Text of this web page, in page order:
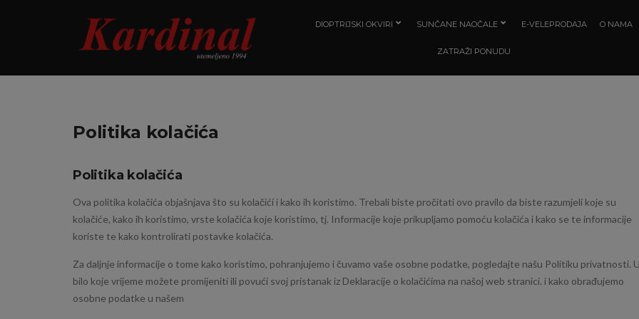
DIOPTRIJSKI OKVIRI SUNČANE NAOČALE E-VELEPRODAJA O NAMA
ZATRAŽI PONUDU
Politika kolačića
Politika kolačića
Ova politika kolačića objašnjava što su kolačići i kako ih koristimo. Trebali biste pročitati ovo pravilo da biste razumjeli koje su
kolačiće, kako ih koristimo, vrste kolačića koje koristimo, tj. Informacije koje prikupljamo pomoću kolačića i kako se te informacije
koriste te kako kontrolirati postavke kolačića.
Za daljnje informacije o tome kako koristimo, pohranjujemo i čuvamo vaše osobne podatke, pogledajte našu Politiku privatnosti.
bilo koje vrijeme možete promijeniti ili povući svoj pristanak iz Deklaracije o kolačićima na našoj web stranici. i kako obrađujemo
osobne podatke u našem